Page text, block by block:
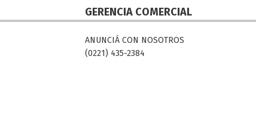
GERENCIA COMERCIAL
ANUNCIÁ CON NOSOTROS
(0221) 435-2384